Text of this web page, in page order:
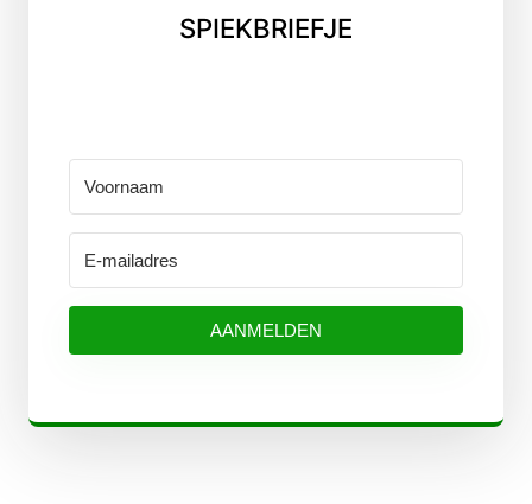
SPIEKBRIEFJE
AANMELDEN